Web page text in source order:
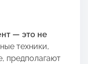
— это не
техники,
предполагают